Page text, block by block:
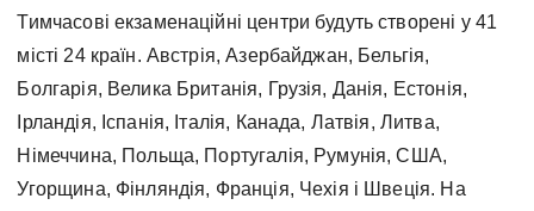
Тимчасові екзаменаційні центри будуть створені у 41
місті 24 країн. Австрія, Азербайджан, Бельгія,
Болгарія, Велика Британія, Грузія, Данія, Естонія,
Ірландія, Іспанія, Італія, Канада, Латвія, Литва,
Німеччина, Польща, Португалія, Румунія, США,
Угорщина, Фінляндія, Франція, Чехія і Швеція. На